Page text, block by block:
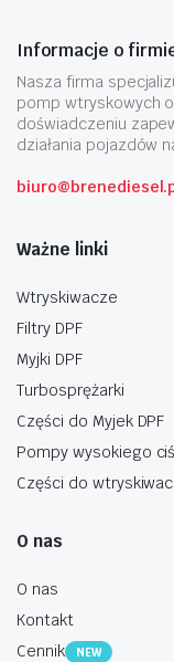
Informacje o
Nasza firma
pomp wtryskowych
doświadczeniu
działania pojazdów
Ważne linki
Wtryskiwacze
Filtry DPF
Myjki DPF
Turbosprężarki
Części do Myjek DPF
Pompy wysokiego
Części do
O nas
O nas
Kontakt
Cennik
NEW